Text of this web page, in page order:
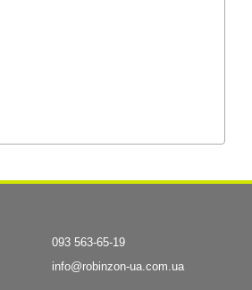
093 563-65-19
info@robinzon-ua.com.ua